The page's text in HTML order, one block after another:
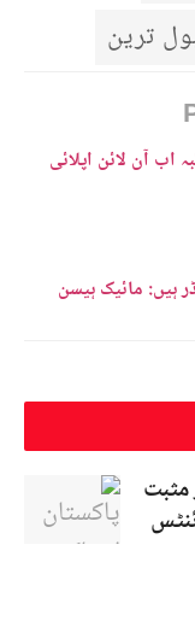
ترین
اب آن لائن اپلائی
ہیں: مائیک ہیسن
مثبت
ہزار 335 پوائنٹس